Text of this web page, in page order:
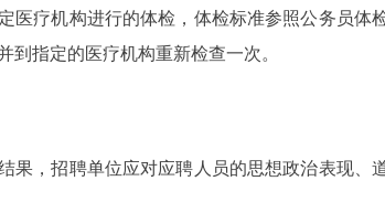
医疗机构进行的体检，体检标准参照公务员
到指定的医疗机构重新检查一次。
果，招聘单位应对应聘人员的思想政治表现